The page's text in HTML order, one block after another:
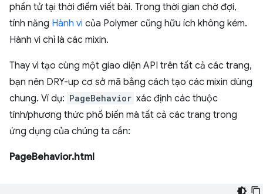
phần tử tại thời điểm viết bài. Trong thời gian chờ đợi,
tính năng Hành vi của Polymer cũng hữu ích không kém.
Hành vi chỉ là các mixin.
Thay vì tạo cùng một giao diện API trên tất cả các trang,
bạn nên DRY-up cơ sở mã bằng cách tạo các mixin dùng
chung. Ví dụ: PageBehavior xác định các thuộc
tính/phương thức phổ biến mà tất cả các trang trong
ứng dụng của chúng ta cần:
PageBehavior.html